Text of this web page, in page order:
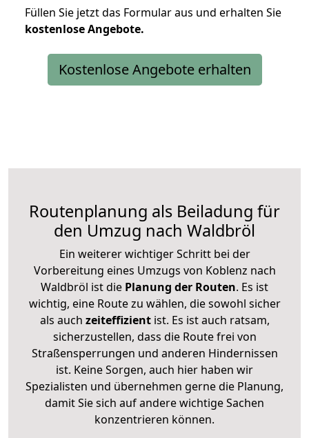
Füllen Sie jetzt das Formular aus und erhalten Sie
kostenloseAngebote.
Kostenlose Angebote erhalten
Routenplanung als Beiladung für
den Umzug nach Waldbröl
Ein weiterer wichtiger Schritt bei der
Vorbereitung eines Umzugs von Koblenz nach
Waldbröl ist die Planung der Routen. Es ist
wichtig, eine Route zu wählen, die sowohl sicher
als auch zeiteffizientist. Es ist auch ratsam,
sicherzustellen, dass die Route frei von
Straßensperrungen und anderen Hindernissen
ist. Keine Sorgen, auch hier haben wir
Spezialisten und übernehmen gerne die Planung,
damit Sie sich auf andere wichtige Sachen
konzentrieren können.